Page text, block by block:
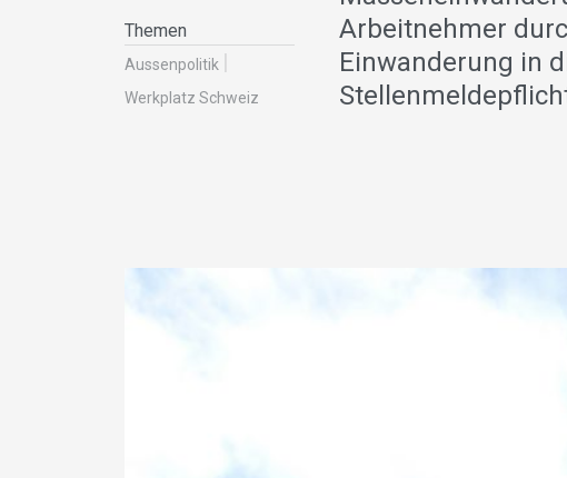
Themen
Aussenpolitik
Werkplatz Schweiz
Arbeitnehmer
Einwanderung in